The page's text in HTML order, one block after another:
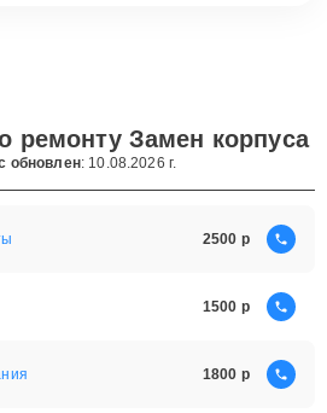
ремонту Замен корпуса
обновлен: 10.08.2026 г.
2500
1500
1800